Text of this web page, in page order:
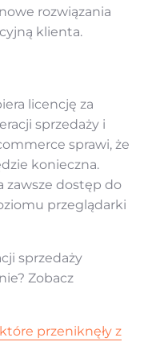
rozwiązania
klienta.
licencję za
sprzedaży i
sprawi, że
konieczna.
zawsze dostęp do
przeglądarki
sprzedaży
Zobacz
przeniknęły z